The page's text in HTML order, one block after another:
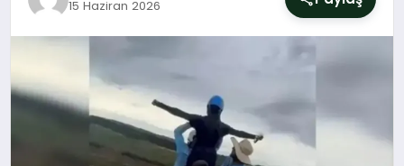
YAŞAM
SAĞLIK
15 Haziran 2026